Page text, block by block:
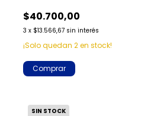
$40.700,00
3 x $13.566,67 sin interés
¡Solo quedan 2en stock!
Comprar
SIN STOCK